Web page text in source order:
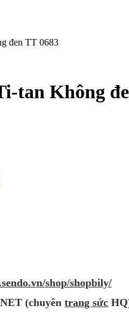
đen TT 0683
tan Không
shop/shopbily/
(chuyên trang sức